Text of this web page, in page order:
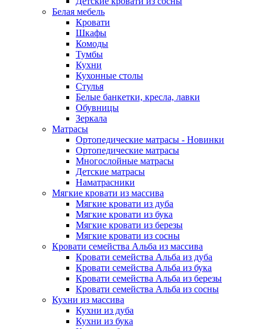
Белая мебель
Кровати
Шкафы
Комоды
Тумбы
Кухни
Кухонные столы
Стулья
Белые банкетки, кресла, лавки
Обувницы
Зеркала
Матрасы
Ортопедические матрасы - Новинки
Ортопедические матрасы
Многослойные матрасы
Детские матрасы
Наматрасники
Мягкие кровати из массива
Мягкие кровати из дуба
Мягкие кровати из бука
Мягкие кровати из березы
Мягкие кровати из сосны
Кровати семейства Альба из массива
Кровати семейства Альба из дуба
Кровати семейства Альба из бука
Кровати семейства Альба из березы
Кровати семейства Альба из сосны
Кухни из массива
Кухни из дуба
Кухни из бука